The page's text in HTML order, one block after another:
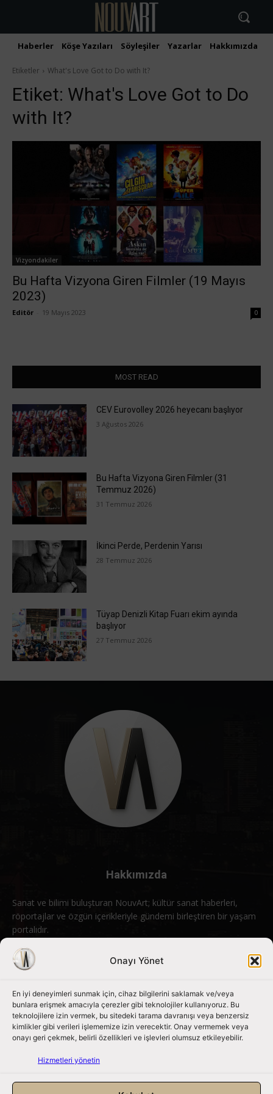
Onayı Yönet
En iyi deneyimleri sunmak için, cihaz bilgilerini saklamak ve/veya
bunlara erişmek amacıyla çerezler gibi teknolojiler kullanıyoruz. Bu
teknolojilere izin vermek, bu sitedeki tarama davranışı veya benzersiz
kimlikler gibi verileri işlememize izin verecektir. Onay vermemek veya
onayı geri çekmek, belirli özellikleri ve işlevleri olumsuz etkileyebilir.
Hizmetleri yönetin
Haberler Köşe Yazıları Söyleşiler Yazarlar Hakkımızda
Etiketler What's Love Got to Do with It?
Etiket: What's Love Got to Do
with It?
Vizyondakiler
Bu Hafta Vizyona Giren Filmler (19 Mayıs
2023)
Editör 19 Mayıs 2023 0
MOST READ
CEV Eurovolley 2026 heyecanı başlıyor
3 Ağustos 2026
Bu Hafta Vizyona Giren Filmler (31
Temmuz 2026)
31 Temmuz 2026
İkinci Perde, Perdenin Yarısı
28 Temmuz 2026
Tüyap Denizli Kitap Fuarı ekim ayında
başlıyor
27 Temmuz 2026
Hakkımızda
Sanat ve bilimi buluşturan NouvArt; kültür sanat haberleri,
röportajlar ve özgün içerikleriyle gündemi birleştiren bir yaşam
portalıdır.
Bizimle iletişime geçin: info@nouvart.net
Bizi Takip Edin